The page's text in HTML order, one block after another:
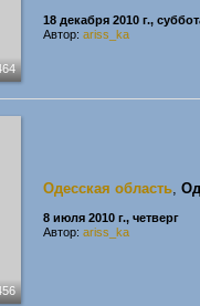
18 декабря 2010 г.,
Автор: ariss_ka
Одесская область,
8 июля 2010 г., четверг
Автор: ariss_ka